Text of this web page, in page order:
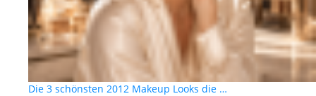
Die 3 schönsten 2012 Makeup Looks die …